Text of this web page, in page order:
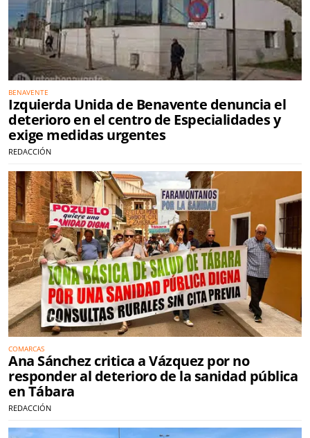
BENAVENTE
Izquierda Unida de Benavente denuncia el
deterioro en el centro de Especialidades y
exige medidas urgentes
REDACCIÓN
COMARCAS
Ana Sánchez critica a Vázquez por no
responder al deterioro de la sanidad pública
en Tábara
REDACCIÓN